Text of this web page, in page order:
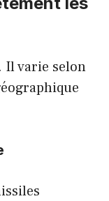
Il varie selon